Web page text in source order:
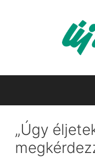
„Úgy